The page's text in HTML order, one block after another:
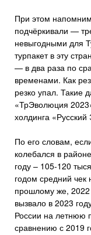
При этом
подчёркивали —
невыгодными для
турпакет в эту
— в два раза по
временами. Как
резко упал. Такие
«ТрЭволюция
холдинга
По его словам,
колебался в
году – 105-120
годом средний
прошлому же, 2022
вызвало в 2023
России на летнюю
сравнению с 2019